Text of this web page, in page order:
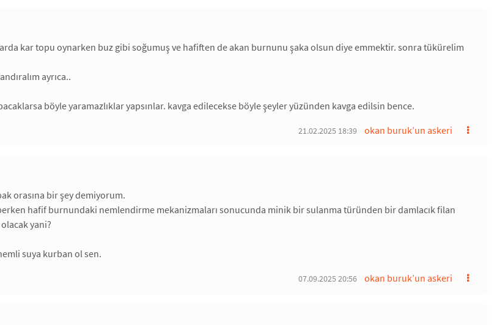
kar topu oynarken buz gibi soğumuş ve hafiften de akan burnunu şaka olsun diye emmektir. sonra tükürelim
ayrıca..
böyle yaramazlıklar yapsınlar. kavga edilecekse böyle şeyler yüzünden kavga edilsin bence.
okan buruk’un askeri
21.02.2025 18:39
orasına bir şey demiyorum.
hafif burnundaki nemlendirme mekanizmaları sonucunda minik bir sulanma türünden bir damlacık filan
yani?
suya kurban ol sen.
okan buruk’un askeri
07.09.2025 20:56